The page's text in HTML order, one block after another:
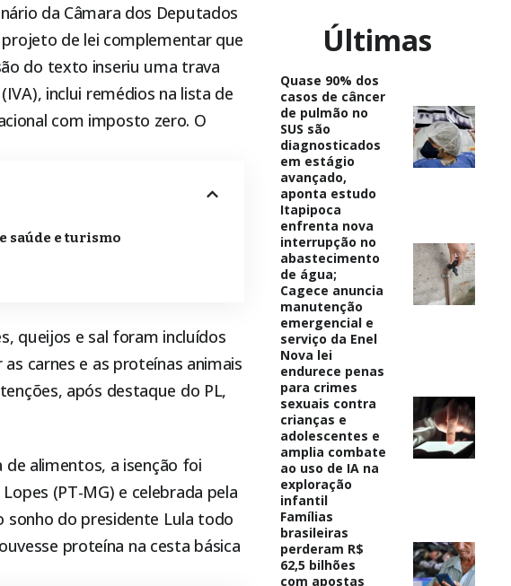
da Câmara dos Deputados
de lei complementar que
do texto inseriu uma trava
inclui remédios na lista de
com imposto zero. O
saúde e turismo
queijos e sal foram incluídos
carnes e as proteínas animais
após destaque do PL,
alimentos, a isenção foi
(PT-MG) e celebrada pela
sonho do presidente Lula todo
proteína na cesta básica
Últimas
Quase 90% dos
casos de câncer
de pulmão no
SUS são
diagnosticados
em estágio
avançado,
aponta estudo
Itapipoca
enfrenta nova
interrupção no
abastecimento
de água;
Cagece anuncia
manutenção
emergencial e
serviço da Enel
Nova lei
endurece penas
para crimes
sexuais contra
crianças e
adolescentes e
amplia combate
ao uso de IA na
exploração
infantil
Famílias
brasileiras
perderam R$
62,5 bilhões
com apostas